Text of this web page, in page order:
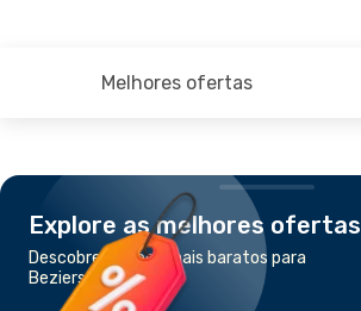
Melhores ofertas
Explore as melhores ofertas
Descobre os voos mais baratos para
Beziers